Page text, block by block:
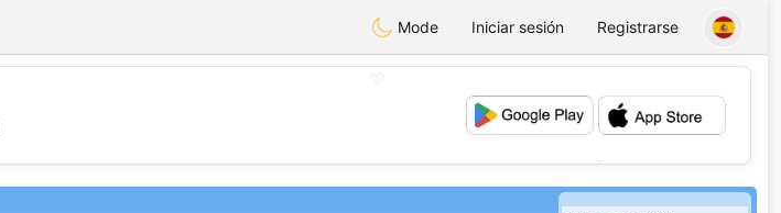
Mode Iniciar sesión Registrarse
💕